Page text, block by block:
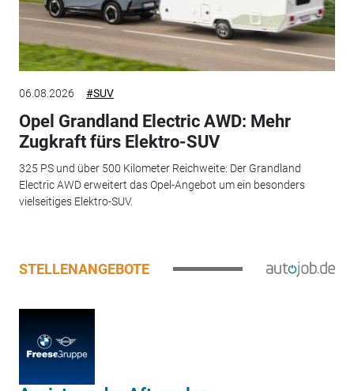
06.08.2026 #SUV
Opel Grandland Electric AWD: Mehr
Zugkraft fürs Elektro-SUV
325 PS und über 500 Kilometer Reichweite: Der Grandland
Electric AWD erweitert das Opel-Angebot um ein besonders
vielseitiges Elektro-SUV.
STELLENANGEBOTE